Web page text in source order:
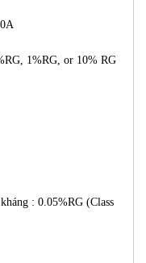
1%RG, or 10% RG
: 0.05%RG (Class